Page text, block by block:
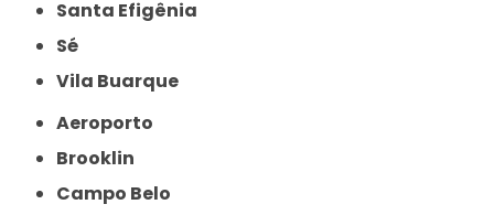
Santa Efigênia
Sé
Vila Buarque
Aeroporto
Brooklin
Campo Belo